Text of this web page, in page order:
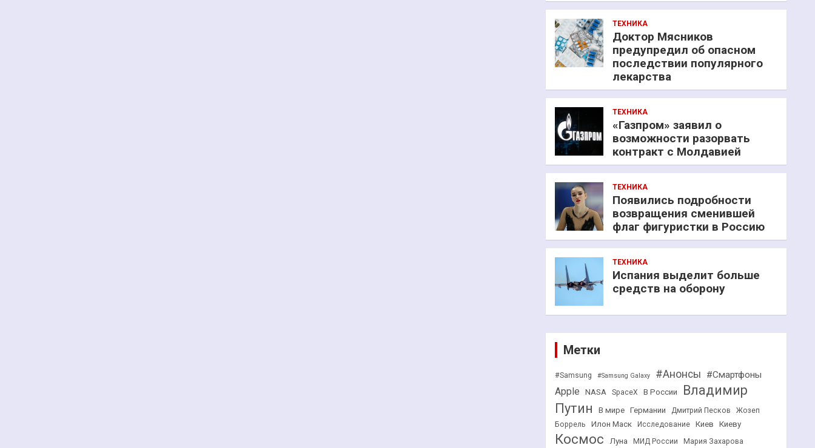
ТЕХНИКА
Доктор Мясников
предупредил об опасном
последствии популярного
лекарства
ТЕХНИКА
«Газпром» заявил о
возможности разорвать
контракт с Молдавией
ТЕХНИКА
Появились подробности
возвращения сменившей
флаг фигуристки в Россию
ТЕХНИКА
Испания выделит больше
средств на оборону
Метки
#Samsung #Samsung Galaxy #Анонсы #Смартфоны
Apple NASA SpaceX В России
Владимир
Путин
В мире Германии Дмитрий Песков
Жозеп
Боррель
Илон Маск Исследование Киев Киеву
Космос Луна МИД России Мария Захарова